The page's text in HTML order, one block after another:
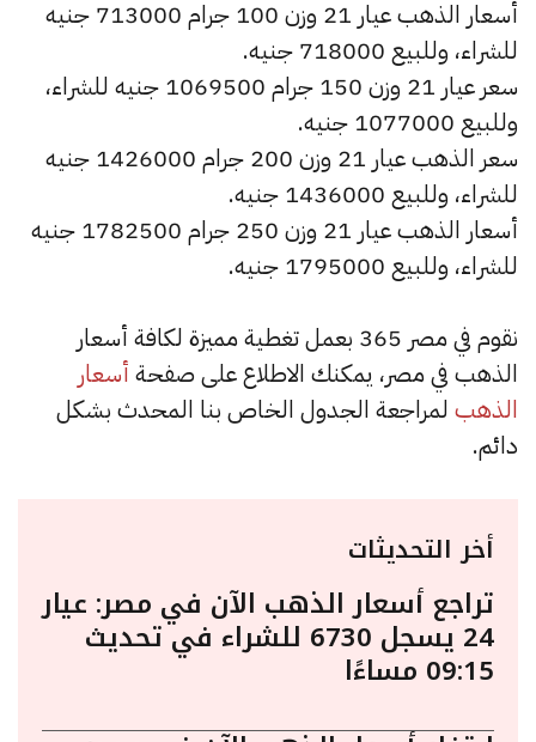
أسعار الذهب عيار 21 وزن 100 جرام 713000 جنيه
للشراء، وللبيع 718000 جنيه.
سعر عيار 21 وزن 150 جرام 1069500 جنيه للشراء،
وللبيع 1077000 جنيه.
سعر الذهب عيار 21 وزن 200 جرام 1426000 جنيه
للشراء، وللبيع 1436000 جنيه.
أسعار الذهب عيار 21 وزن 250 جرام 1782500 جنيه
للشراء، وللبيع 1795000 جنيه.
نقوم في مصر 365 بعمل تغطية مميزة لكافة أسعار
الذهب في مصر، يمكنك الاطلاع على صفحة أسعار
الذهب لمراجعة الجدول الخاص بنا المحدث بشكل
دائم.
أخر التحديثات
تراجع أسعار الذهب الآن في مصر: عيار
24 يسجل 6730 للشراء في تحديث
09:15 مساءًا